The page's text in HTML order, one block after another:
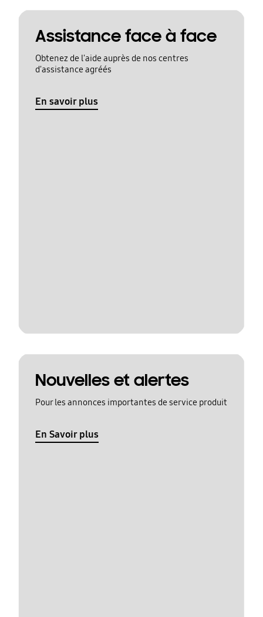
Assistance face à face
Obtenez de l'aide auprès de nos centres
d'assistance agréés
En savoir plus
Nouvelles et alertes
Pour les annonces importantes de service produit
En Savoir plus